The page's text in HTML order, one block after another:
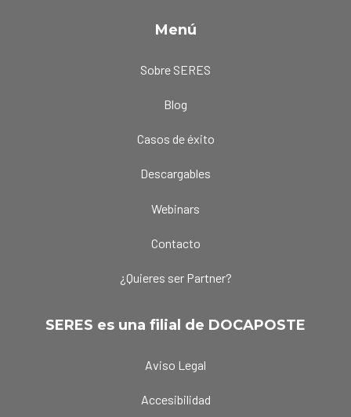
Menú
Sobre SERES
Blog
Casos de éxito
Descargables
Webinars
Contacto
¿Quieres ser Partner?
SERES es una filial de DOCAPOSTE
Aviso Legal
Accesibilidad